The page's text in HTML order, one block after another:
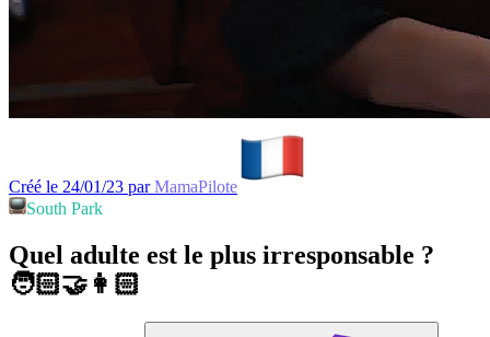
Créé le 24/01/23 par MamaPilote
South Park
Quel adulte est le plus irresponsable ?
🧑🏻‍🤝‍👩🏻